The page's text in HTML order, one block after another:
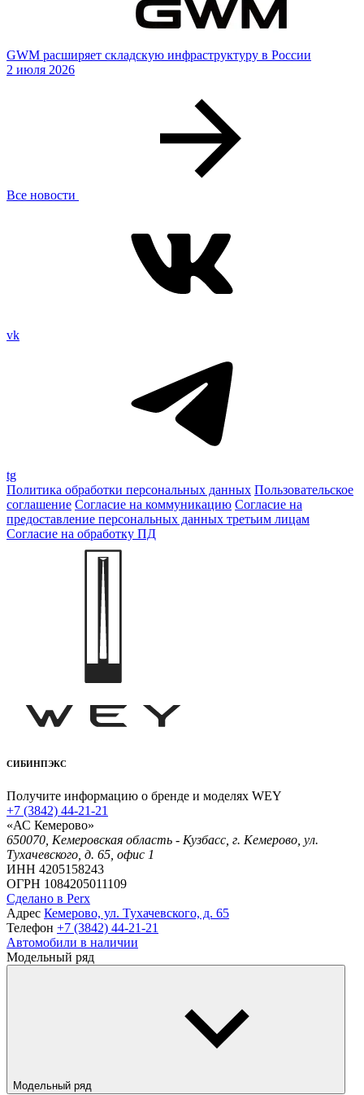
GWM расширяет складскую инфраструктуру в России
2 июля 2026
Все новости
vk
tg
Политика обработки персональных данных Пользовательское
соглашение Согласие на коммуникацию Согласие на
предоставление персональных данных третьим лицам
Согласие на обработку ПД
СИБИНПЭКС
Получите информацию о бренде и моделях WEY
+7 (3842) 44-21-21
«АС Кемерово»
650070, Кемеровская область - Кузбасс, г. Кемерово, ул.
Тухачевского, д. 65, офис 1
ИНН 4205158243
ОГРН 1084205011109
Сделано в Perx
Адрес Кемерово, ул. Тухачевского, д. 65
Телефон +7 (3842) 44-21-21
Автомобили в наличии
Модельный ряд
Модельный ряд